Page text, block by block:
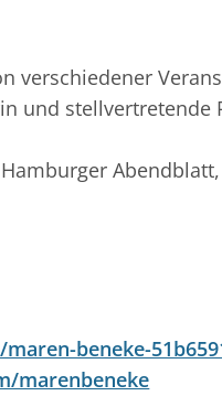
verschiedener
und stellvertretende
beneke-
marenbeneke